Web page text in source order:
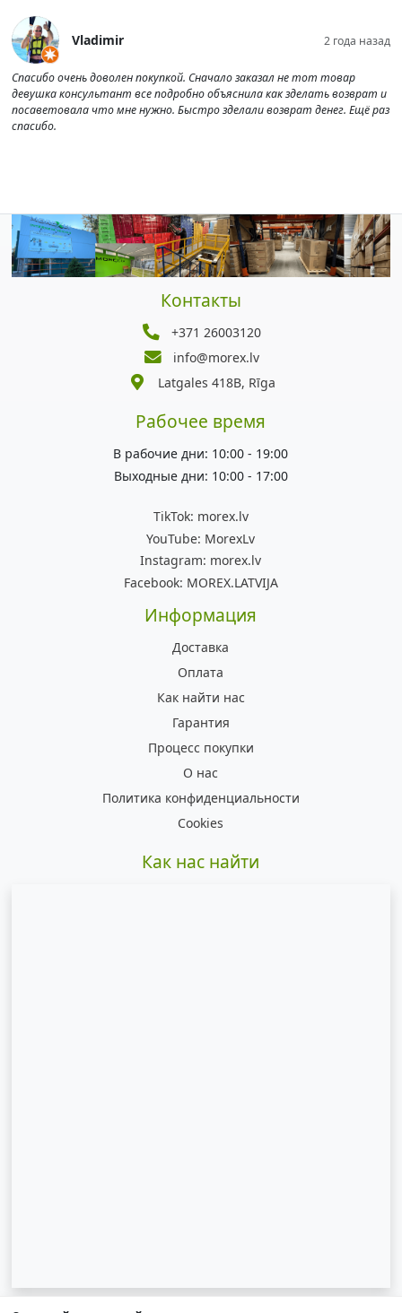
Vladimir 2 года назад
Спасибо очень доволен покупкой. Сначало заказал не тот товар
девушка консультант все подробно объяснила как зделать возврат и
посаветовала что мне нужно. Быстро зделали возврат денег. Ещё раз
спасибо.
Контакты
+371 26003120
info@morex.lv
Latgales 418B, Rīga
Рабочее время
В рабочие дни: 10:00 - 19:00
Выходные дни: 10:00 - 17:00
TikTok: morex.lv
YouTube: MorexLv
Instagram: morex.lv
Facebook: MOREX.LATVIJA
Информация
Доставка
Оплата
Как найти нас
Гарантия
Процесс покупки
О нас
Политика конфиденциальности
Cookies
Как нас найти